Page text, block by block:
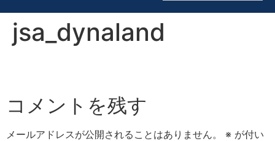
jsa_dynaland
コメントを残す
メールアドレスが公開されることはありません。 ※ が付い